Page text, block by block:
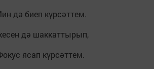
дә биеп күрсәттем.
дә шаккаттырып,
ясап күрсәттем.